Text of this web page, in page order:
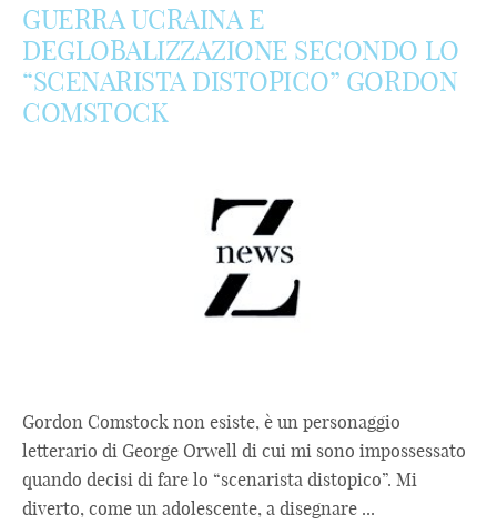
GUERRA UCRAINA E
DEGLOBALIZZAZIONE SECONDO LO
“SCENARISTA DISTOPICO” GORDON
COMSTOCK
Gordon Comstock non esiste, è un personaggio
letterario di George Orwell di cui mi sono impossessato
quando decisi di fare lo “scenarista distopico”. Mi
diverto, come un adolescente, a disegnare ...